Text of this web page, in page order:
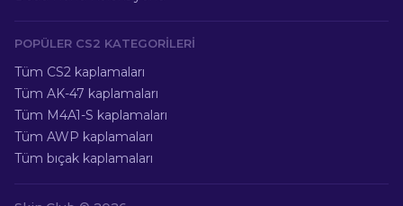
POPÜLER CS2 KATEGORILERI
Tüm CS2 kaplamaları
Tüm AK-47 kaplamaları
Tüm M4A1-S kaplamaları
Tüm AWP kaplamaları
Tüm bıçak kaplamaları